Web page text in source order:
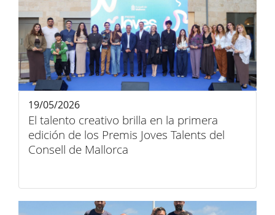
El talento creativo brilla en la primera
edición de los Premis Joves Talents del
Consell de Mallorca
19/05/2026